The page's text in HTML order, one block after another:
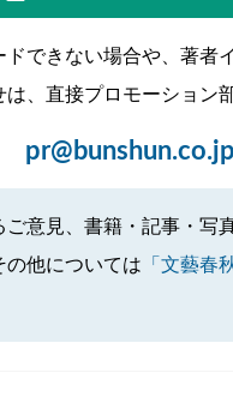
できない場合や、著者
、直接プロモーション
pr@bunshun.co.jp
意見、書籍・記事・写
の他については 「文藝春